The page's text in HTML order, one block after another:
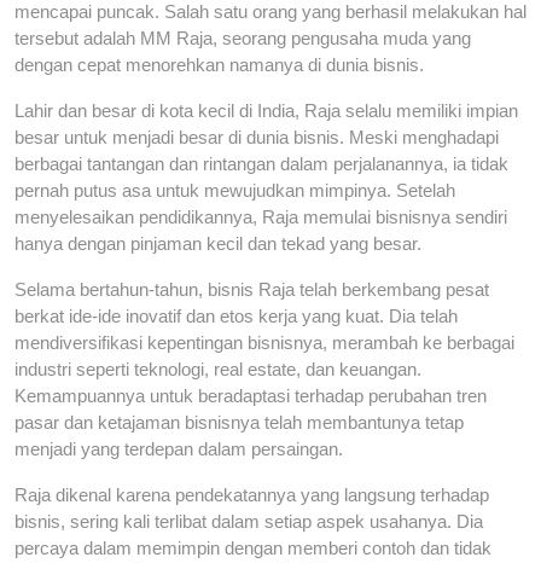
mencapai puncak. Salah satu orang yang berhasil melakukan hal
tersebut adalah MM Raja, seorang pengusaha muda yang
dengan cepat menorehkan namanya di dunia bisnis.
Lahir dan besar di kota kecil di India, Raja selalu memiliki impian
besar untuk menjadi besar di dunia bisnis. Meski menghadapi
berbagai tantangan dan rintangan dalam perjalanannya, ia tidak
pernah putus asa untuk mewujudkan mimpinya. Setelah
menyelesaikan pendidikannya, Raja memulai bisnisnya sendiri
hanya dengan pinjaman kecil dan tekad yang besar.
Selama bertahun-tahun, bisnis Raja telah berkembang pesat
berkat ide-ide inovatif dan etos kerja yang kuat. Dia telah
mendiversifikasi kepentingan bisnisnya, merambah ke berbagai
industri seperti teknologi, real estate, dan keuangan.
Kemampuannya untuk beradaptasi terhadap perubahan tren
pasar dan ketajaman bisnisnya telah membantunya tetap
menjadi yang terdepan dalam persaingan.
Raja dikenal karena pendekatannya yang langsung terhadap
bisnis, sering kali terlibat dalam setiap aspek usahanya. Dia
percaya dalam memimpin dengan memberi contoh dan tidak